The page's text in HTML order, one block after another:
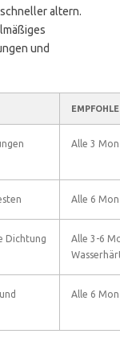
altern.
und
Alle 3
Alle 6
Dichtung
Alle 3-6
Alle 6